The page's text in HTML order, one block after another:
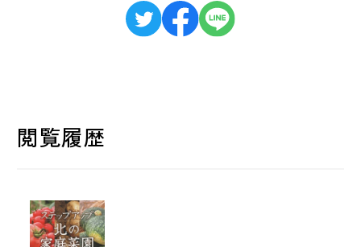
閲覧履歴